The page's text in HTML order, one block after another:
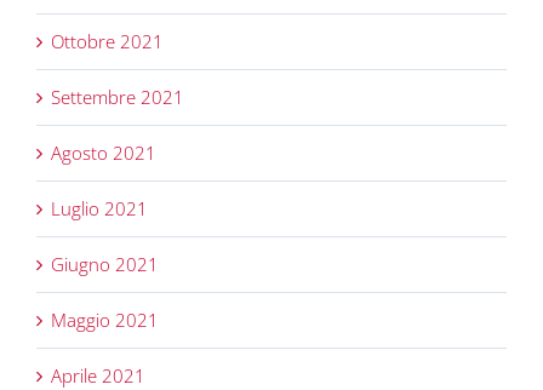
Ottobre 2021
Settembre 2021
Agosto 2021
Luglio 2021
Giugno 2021
Maggio 2021
Aprile 2021